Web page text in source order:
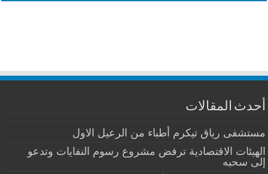
أحدث المقالات
مستشفى رياق تيكرم أطباء من الرعيل الاول
الهيئات الاقتصادية ترفض مشروع رسوم النفايات وتدعو
إلى سحبه